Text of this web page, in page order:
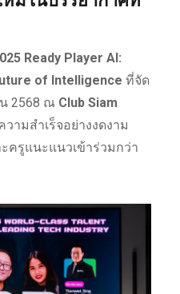
Ready Player AI:
of Intelligence ที่จัด
2568 ณ Club Siam
ามสำเร็จอย่างงดงาม
ครูแนะแนวเข้าร่วมกว่า